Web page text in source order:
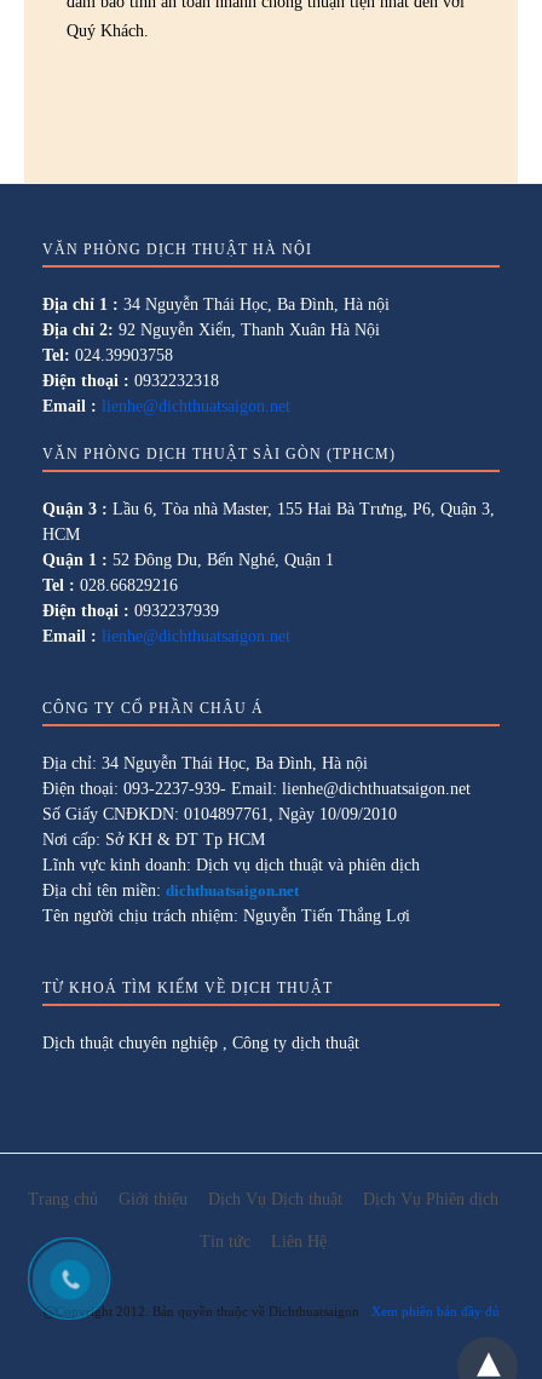
Quý Khách.
VĂN PHÒNG DỊCH THUẬT HÀ NỘI
Địa chỉ 1 : 34 Nguyễn Thái Học, Ba Đình, Hà nội
Địa chỉ 2: 92 Nguyễn Xiển, Thanh Xuân Hà Nội
Tel: 024.39903758
Điện thoại : 0932232318
Email : lienhe@dichthuatsaigon.net
VĂN PHÒNG DỊCH THUẬT SÀI GÒN (TPHCM)
Quận 3 : Lầu 6, Tòa nhà Master, 155 Hai Bà Trưng, P6, Quận 3,
HCM
Quận 1 : 52 Đông Du, Bến Nghé, Quận 1
Tel : 028.66829216
Điện thoại : 0932237939
Email : lienhe@dichthuatsaigon.net
CÔNG TY CỔ PHẦN CHÂU Á
Địa chỉ: 34 Nguyễn Thái Học, Ba Đình, Hà nội
Điện thoại: 093-2237-939- Email: lienhe@dichthuatsaigon.net
Số Giấy CNĐKDN: 0104897761, Ngày 10/09/2010
Nơi cấp: Sở KH & ĐT Tp HCM
Lĩnh vực kinh doanh: Dịch vụ dịch thuật và phiên dịch
Địa chỉ tên miền: dichthuatsaigon.net
Tên người chịu trách nhiệm: Nguyễn Tiến Thắng Lợi
TỪ KHOÁ TÌM KIẾM VỀ DỊCH THUẬT
Dịch thuật chuyên nghiệp , Công ty dịch thuật
Trang chủ Giới thiệu Dịch Vụ Dịch thuật Dịch Vụ Phiên dịch
Tin tức Liên Hệ
@Copyright 2012. Bản quyền thuộc về Dichthuatsaigon Xem phiên bản đầy đủ